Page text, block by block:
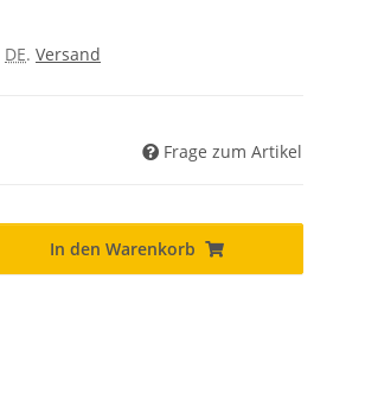
DE. Versand
Frage zum Artikel
In den Warenkorb